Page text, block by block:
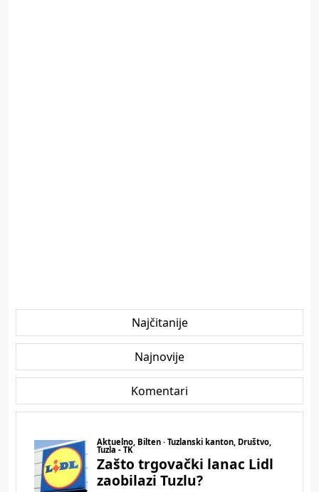
Najčitanije
Najnovije
Komentari